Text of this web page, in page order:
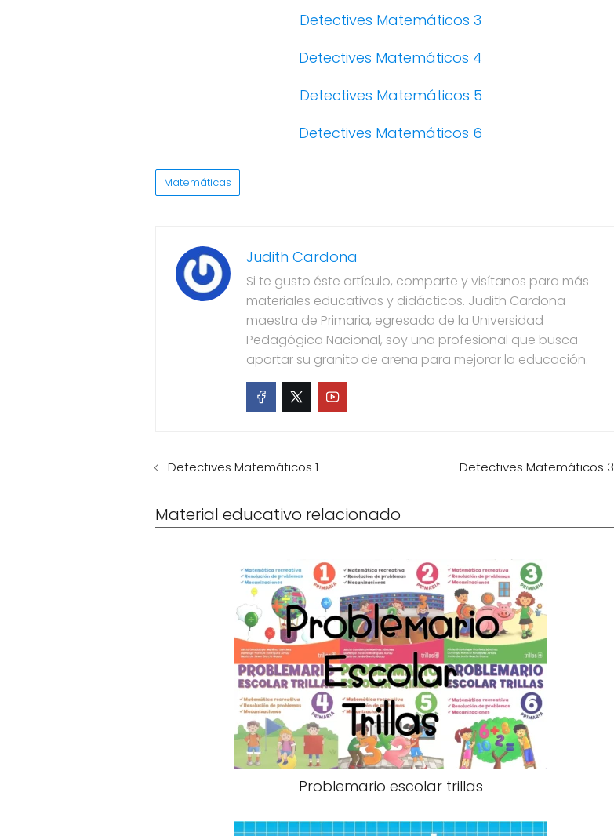
Detectives Matemáticos 3
Detectives Matemáticos 4
Detectives Matemáticos 5
Detectives Matemáticos 6
Matemáticas
Judith Cardona
Si te gusto éste artículo, comparte y visítanos para más
materiales educativos y didácticos. Judith Cardona
maestra de Primaria, egresada de la Universidad
Pedagógica Nacional, soy una profesional que busca
aportar su granito de arena para mejorar la educación.
Detectives Matemáticos 1 Detectives Matemáticos 3
Material educativo relacionado
Problemario escolar trillas